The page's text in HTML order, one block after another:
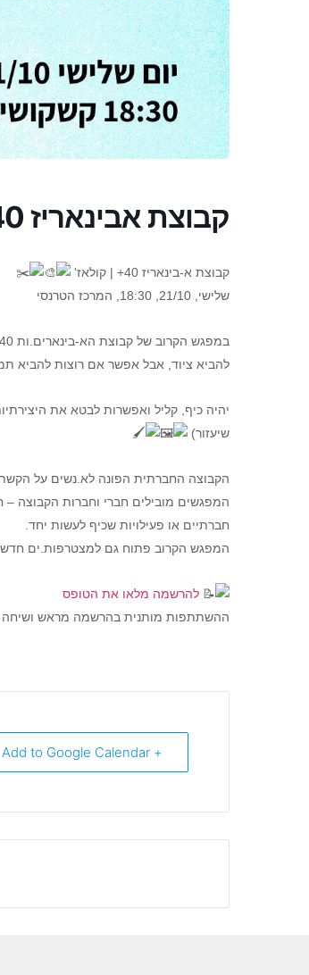
קבוצת אבינאריז 40+ – סדנת יצירת קולאז' עם יער
קבוצת א-בינאריז 40+ | קולאז'
שלישי, 21/10, 18:30, המרכז הטרנסי
להביא ציוד, אבל אפשר אם רוצות להביא
יהיה כיף, קליל ואפשרות לבטא את
שיעזור)
המפגשים מובילים חברי וחברות הקבוצה
חברתיים או פעילויות שכיף לעשות יחד.
המפגש הקרוב פתוח גם למצטרפות.ים
להרשמה מלאו את הטופס
ההשתתפות מותנית בהרשמה מראש ושיחה
+ Add to Google Calendar